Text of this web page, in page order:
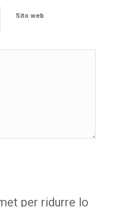
Sito web
per ridurre lo